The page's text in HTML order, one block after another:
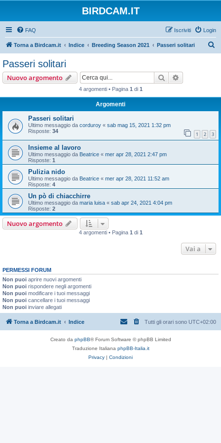
BIRDCAM.IT
FAQ Login
Iscriviti
Torna a Birdcam.it Indice Breeding Season 2021 Passeri solitari
Passeri solitari
Nuovo argomento Cerca
4 argomenti • Pagina 1 di 1
Argomenti
Passeri solitari
Ultimo messaggio da corduroy « sab mag 15, 2021 1:32 pm
Risposte: 34 1 2 3
Insieme al lavoro
Ultimo messaggio da Beatrice « mer apr 28, 2021 2:47 pm
Risposte: 1
Pulizia nido
Ultimo messaggio da Beatrice « mer apr 28, 2021 11:52 am
Risposte: 4
Un pò di chiacchirre
Ultimo messaggio da maria luisa « sab apr 24, 2021 4:04 pm
Risposte: 2
Nuovo argomento
4 argomenti • Pagina 1 di 1
Vai a
PERMESSI FORUM
Non puoi aprire nuovi argomenti
Non puoi rispondere negli argomenti
Non puoi modificare i tuoi messaggi
Non puoi cancellare i tuoi messaggi
Non puoi inviare allegati
Torna a Birdcam.it Indice Tutti gli orari sono UTC+02:00
Creato da phpBB® Forum Software © phpBB Limited
Traduzione Italiana phpBB-Italia.it
Privacy | Condizioni